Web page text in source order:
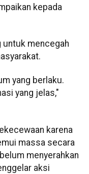
kepada
untuk mencegah
yang berlaku.
yang jelas,"
karena
massa secara
menyerahkan
aksi